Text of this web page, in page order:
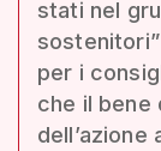
stati nel
per i
che il bene
dell’azione